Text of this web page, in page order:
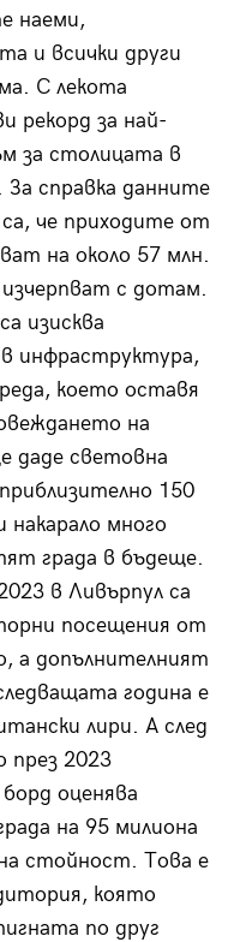
наеми,
и всички други
С лекота
рекорд за най-
за столицата в
справка данните
че приходите от
на около 57 млн.
с дотам.
изисква
инфраструктура,
което оставя
на
даде световна
150
много
града в бъдеще.
в Ливърпул са
посещения от
а допълнителният
година е
лири. А след
през 2023
оценява
на 95 милиона
стойност. Това е
която
по друг